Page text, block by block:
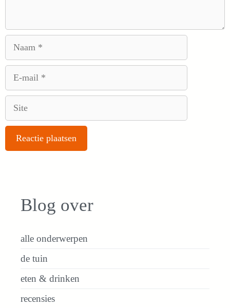
Blog over
alle onderwerpen
de tuin
eten & drinken
recensies